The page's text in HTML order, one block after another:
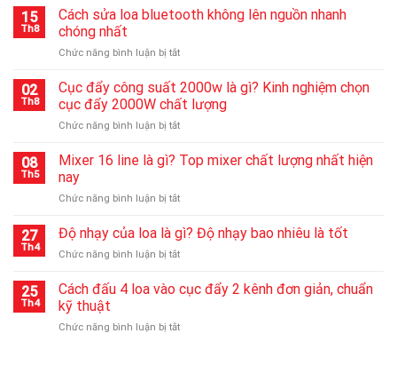
15
Th8
Cách sửa loa bluetooth không lên nguồn nhanh
chóng nhất
Chức năng bình luận bị tắtở
sửa
loa
bluetooth
không
nguồn
nhất
02
Th8
Cục đẩy công suất 2000w là gì? Kinh nghiệm chọn
cục đẩy 2000W chất lượng
Chức năng bình luận bị tắtở
đẩy
công
2000w
gì?
nghiệm
cục
08
Th5
Mixer 16 line là gì? Top mixer chất lượng nhất hiện
nay
Chức năng bình luận bị tắtở
16
line
là
Top
lượng
27
Th4
Độ nhạy của loa là gì? Độ nhạy bao nhiêu là tốt
Chức năng bình luận bị tắtở
nhạy
của
là
25
Th4
Cách đấu 4 loa vào cục đẩy 2 kênh đơn giản, chuẩn
kỹ thuật
Chức năng bình luận bị tắtở